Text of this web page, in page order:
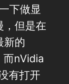
下做显
，但是在
新的
nVidia
有打开